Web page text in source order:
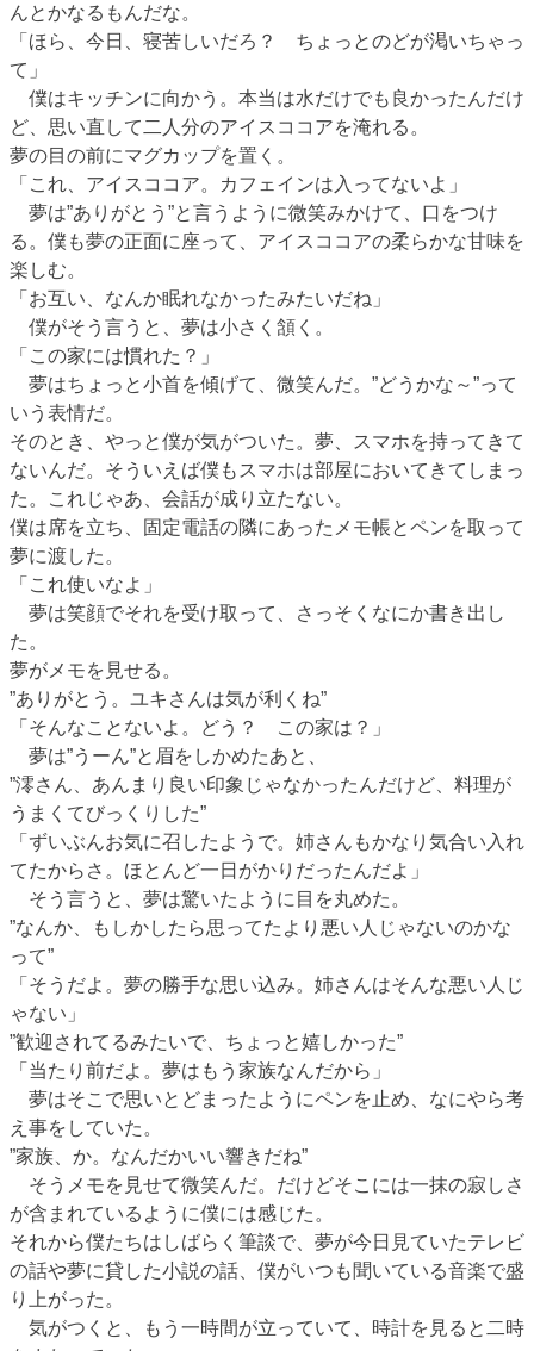
んとかなるもんだな。
「ほら、今日、寝苦しいだろ？ ちょっとのどが渇いちゃっ
て」
僕はキッチンに向かう。本当は水だけでも良かったんだけ
ど、思い直して二人分のアイスココアを淹れる。
夢の目の前にマグカップを置く。
「これ、アイスココア。カフェインは入ってないよ」
夢は”ありがとう”と言うように微笑みかけて、口をつけ
る。僕も夢の正面に座って、アイスココアの柔らかな甘味を
楽しむ。
「お互い、なんか眠れなかったみたいだね」
僕がそう言うと、夢は小さく頷く。
「この家には慣れた？」
夢はちょっと小首を傾げて、微笑んだ。”どうかな～”って
いう表情だ。
そのとき、やっと僕が気がついた。夢、スマホを持ってきて
ないんだ。そういえば僕もスマホは部屋においてきてしまっ
た。これじゃあ、会話が成り立たない。
僕は席を立ち、固定電話の隣にあったメモ帳とペンを取って
夢に渡した。
「これ使いなよ」
夢は笑顔でそれを受け取って、さっそくなにか書き出し
た。
夢がメモを見せる。
”ありがとう。ユキさんは気が利くね”
「そんなことないよ。どう？ この家は？」
夢は”うーん”と眉をしかめたあと、
”澪さん、あんまり良い印象じゃなかったんだけど、料理が
うまくてびっくりした”
「ずいぶんお気に召したようで。姉さんもかなり気合い入れ
てたからさ。ほとんど一日がかりだったんだよ」
そう言うと、夢は驚いたように目を丸めた。
”なんか、もしかしたら思ってたより悪い人じゃないのかな
って”
「そうだよ。夢の勝手な思い込み。姉さんはそんな悪い人じ
ゃない」
”歓迎されてるみたいで、ちょっと嬉しかった”
「当たり前だよ。夢はもう家族なんだから」
夢はそこで思いとどまったようにペンを止め、なにやら考
え事をしていた。
”家族、か。なんだかいい響きだね”
そうメモを見せて微笑んだ。だけどそこには一抹の寂しさ
が含まれているように僕には感じた。
それから僕たちはしばらく筆談で、夢が今日見ていたテレビ
の話や夢に貸した小説の話、僕がいつも聞いている音楽で盛
り上がった。
気がつくと、もう一時間が立っていて、時計を見ると二時